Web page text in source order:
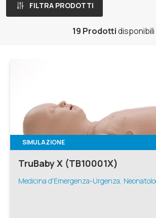
FILTRA PRODOTTI
19 Prodottidisponibili
SIMULAZIONE
TruBaby X (TB10001X)
Medicina d'Emergenza-Urgenza,